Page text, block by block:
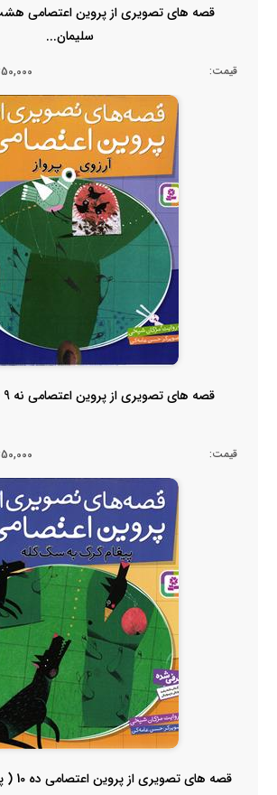
سلیمان...
قیمت: 50,000تومان
قصه های تصویری از پروین اعتصامی نه 9 ( آرزوی پرواز 9
قیمت: 50,000تومان
قصه های تصویری از پروین اعتصامی ده 10 ( پیغام گرگ به س...